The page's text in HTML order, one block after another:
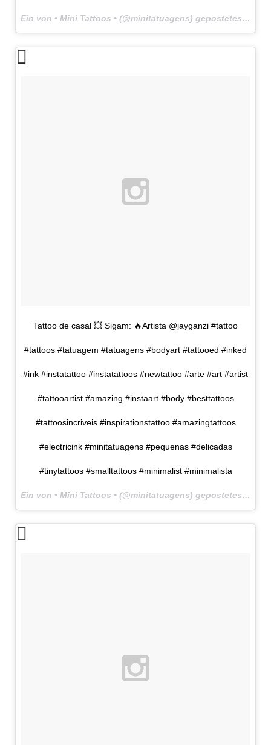
Ein von • Mini Tattoos • (@minitatuagens) gepostetes Foto am
Tattoo de casal 💥 Sigam: 🔥Artista @jayganzi #tattoo
#tattoos #tatuagem #tatuagens #bodyart #tattooed #inked
#ink #instatattoo #instatattoos #newtattoo #arte #art #artist
#tattooartist #amazing #instaart #body #besttattoos
#tattoosincriveis #inspirationstattoo #amazingtattoos
#electricink #minitatuagens #pequenas #delicadas
#tinytattoos #smalltattoos #minimalist #minimalista
Ein von • Mini Tattoos • (@minitatuagens) gepostetes Foto am